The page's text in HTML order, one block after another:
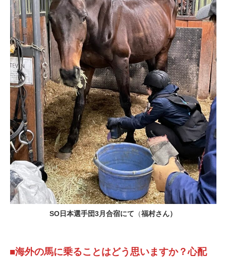
SO日本選手団3月合宿にて （福村さん）
■海外の馬に乗ることはどう思いますか？心配